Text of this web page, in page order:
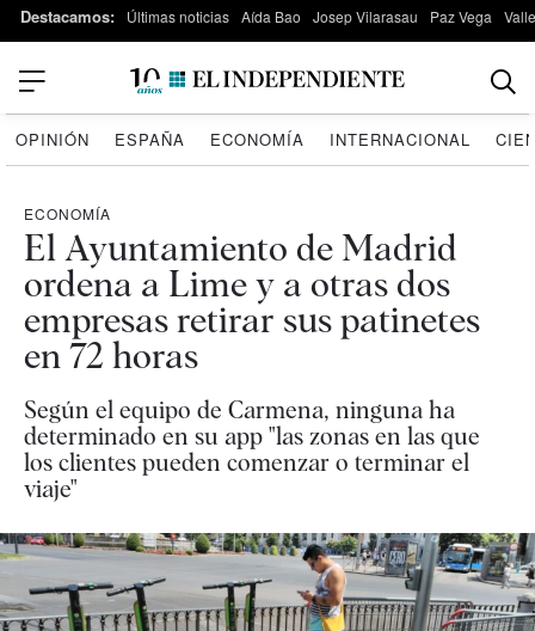
Destacamos: Últimas noticias Aída Bao Josep Vilarasau Paz Vega
OPINIÓN ESPAÑA ECONOMÍA INTERNACIONAL
ECONOMÍA
El Ayuntamiento de Madrid
ordena a Lime y a otras dos
empresas retirar sus patinetes
en 72 horas
Según el equipo de Carmena, ninguna ha
determinado en su app "las zonas en las que
los clientes pueden comenzar o terminar el
viaje"